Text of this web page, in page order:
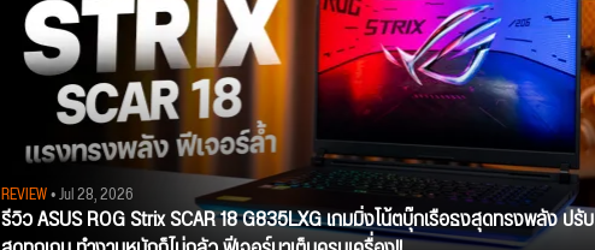
REVIEW• Jul 28, 2026
รีวิว ASUS ROG Strix SCAR 18 G835LXG เกมมิ่งโน้ตบุ๊กเรือธงสุดทรงพลัง ปรับ